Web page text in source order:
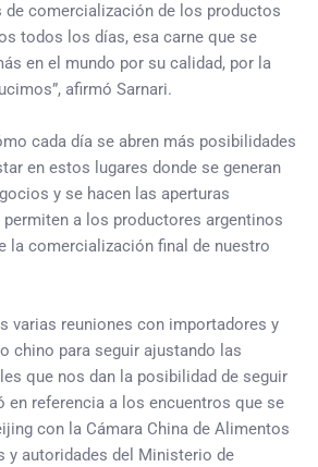
de comercialización de los productos
todos los días, esa carne que se
en el mundo por su calidad, por la
afirmó Sarnari.
cada día se abren más posibilidades
en estos lugares donde se generan
y se hacen las aperturas
a los productores argentinos
la comercialización final de nuestro
varias reuniones con importadores y
chino para seguir ajustando las
que nos dan la posibilidad de seguir
en referencia a los encuentros que se
con la Cámara China de Alimentos
y autoridades del Ministerio de